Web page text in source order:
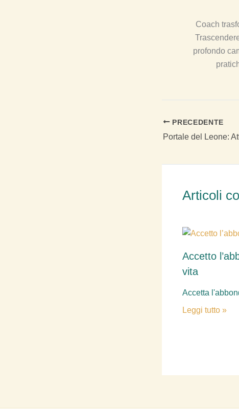
Coach
profondo
PRECEDENTE
Articoli
Accetto
vita
Accetta
Leggi tutto »